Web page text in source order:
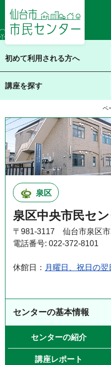
仙台市 市民センタ
ー
初めて利用される方へ
講座を探す
ペ
泉区
泉区中央市民セ
〒981-3117 仙台市泉区市
電話番号: 022-372-8101
休館日： 月曜日、祝日の
センターの基本情報
センターの紹介
講座レポート